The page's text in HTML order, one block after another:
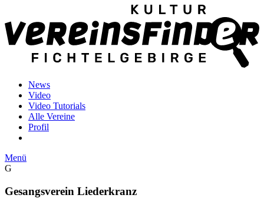
News
Video
Video Tutorials
Alle Vereine
Profil
Menü
G
Gesangsverein Liederkranz